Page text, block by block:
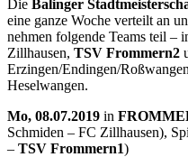
Die Balinger
eine ganze Woche verteilt an
nehmen folgende Teams teil –
Zillhausen, TSV Frommern2
Erzingen/Endingen/
Heselwangen.
Mo, 08.07.2019 in
Schmiden – FC Zillhausen),
– TSV Frommern1)